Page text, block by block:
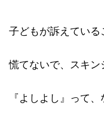
子どもが訴えている
慌てないで、スキン
『よしよし』って